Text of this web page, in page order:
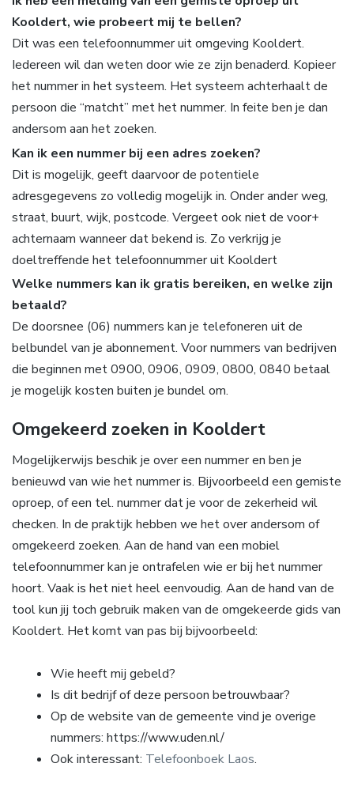
Kooldert, wie probeert mij te bellen?
Dit was een telefoonnummer uit omgeving Kooldert.
Iedereen wil dan weten door wie ze zijn benaderd. Kopieer
het nummer in het systeem. Het systeem achterhaalt de
persoon die “matcht” met het nummer. In feite ben je dan
andersom aan het zoeken.
Kan ik een nummer bij een adres zoeken?
Dit is mogelijk, geeft daarvoor de potentiele
adresgegevens zo volledig mogelijk in. Onder ander weg,
straat, buurt, wijk, postcode. Vergeet ook niet de voor+
achternaam wanneer dat bekend is. Zo verkrijg je
doeltreffende het telefoonnummer uit Kooldert
Welke nummers kan ik gratis bereiken, en welke zijn
betaald?
De doorsnee (06) nummers kan je telefoneren uit de
belbundel van je abonnement. Voor nummers van bedrijven
die beginnen met 0900, 0906, 0909, 0800, 0840 betaal
je mogelijk kosten buiten je bundel om.
Omgekeerd zoeken in Kooldert
Mogelijkerwijs beschik je over een nummer en ben je
benieuwd van wie het nummer is. Bijvoorbeeld een gemiste
oproep, of een tel. nummer dat je voor de zekerheid wil
checken. In de praktijk hebben we het over andersom of
omgekeerd zoeken. Aan de hand van een mobiel
telefoonnummer kan je ontrafelen wie er bij het nummer
hoort. Vaak is het niet heel eenvoudig. Aan de hand van de
tool kun jij toch gebruik maken van de omgekeerde gids van
Kooldert. Het komt van pas bij bijvoorbeeld:
Wie heeft mij gebeld?
Is dit bedrijf of deze persoon betrouwbaar?
Op de website van de gemeente vind je overige
nummers: https://www.uden.nl/
Ook interessant: Telefoonboek Laos.